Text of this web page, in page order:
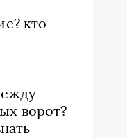
кто
ворот?